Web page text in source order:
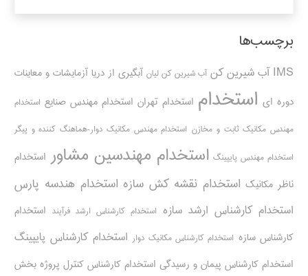
برچسب‌ها
IMS آب شیرین کن آب شیرین کن لیان آبگیری از دریا آزمایشات و معاینات
دوره ای استخدام استخدام تهران استخدام مهندس صنایع استخدام
مهندس مکانیک ثابت و مخازن استخدام مهندس مکانیک دوار-هماهنگ کننده و پیگر
استخدام مهندس پایپینگ استخدام مهندسین مشاور استخدام
ناظر مکانیک استخدام نقشه کش سازه استخدام هندسه پارس
استخدام کارشناس ارشد سازه استخدام کارشناس ارشد فرآیند استخدام
کارشناس سازه استخدام کارشناس مکانیک دوار استخدام کارشناس پایپینگ
استخدام کارشناس پیمان و رسیدگی استخدام کارشناس کنترل پروژه بخش